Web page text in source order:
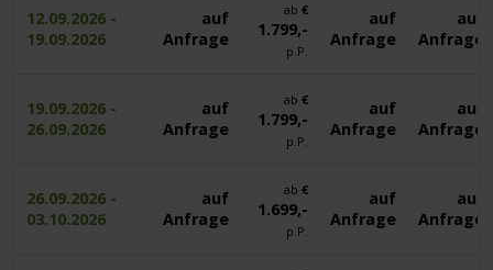
12.09.2026 -
19.09.2026
auf
Anfrage
ab€
1.799,-
p.P.
auf
Anfrage
auf
Anfrage
19.09.2026 -
26.09.2026
auf
Anfrage
ab€
1.799,-
p.P.
auf
Anfrage
auf
Anfrage
26.09.2026 -
03.10.2026
auf
Anfrage
ab€
1.699,-
p.P.
auf
Anfrage
auf
Anfrage